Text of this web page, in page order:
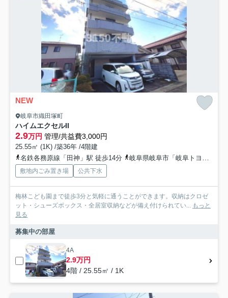
NEW
岐阜市織田塚町
ハイムエクセルII
2.9万円 管理/共益費3,000円
25.55㎡ (1K) /築36年 /4階建
名鉄各務原線「田神」駅 徒歩14分
岐阜県岐阜市「岐阜トヨタ前」バス停下車 徒歩2分
敷地内ごみ置き場 公共下水
梅林こども園まで徒歩3分と気軽に通うことができます。収納はクロゼ
ット・シューズボックス・全居室収納などが備え付けられてい... もっと
見る
募集中の部屋
4A
2.9万円
4階 / 25.55㎡ / 1K